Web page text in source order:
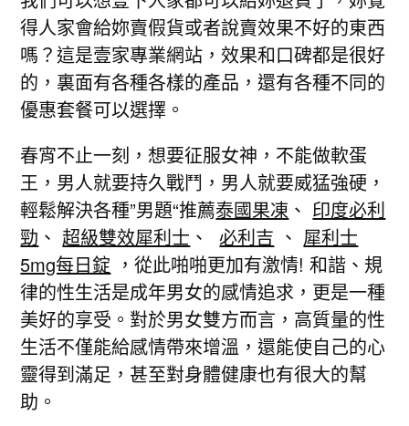
得人家會給妳賣假貨或者說賣效果不好的東西
嗎？這是壹家專業網站，效果和口碑都是很好
的，裏面有各種各樣的產品，還有各種不同的
優惠套餐可以選擇。
春宵不止一刻，想要征服女神，不能做軟蛋
王，男人就要持久戰鬥，男人就要威猛強硬，
輕鬆解決各種”男題“推薦泰國果凍 、 印度必利
勁 、 超級雙效犀利士 、必利吉 、 犀利士
5mg每日錠 ，從此啪啪更加有激情! 和諧、規
律的性生活是成年男女的感情追求，更是一種
美好的享受。對於男女雙方而言，高質量的性
生活不僅能給感情帶來增溫，還能使自己的心
靈得到滿足，甚至對身體健康也有很大的幫
助。